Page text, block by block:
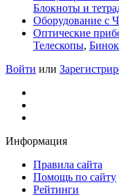
Блокноты и
Оборудование с
Оптические
Телескопы,
Войти или
Информация
Правила сайта
Помощь по сайту
Рейтинги